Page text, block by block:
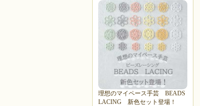
理想のマイペース手芸 BEADS
LACING 新色セット登場！